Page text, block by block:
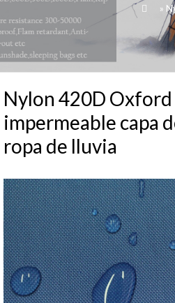
 »
Nylon 420D
impermeable capa
ropa de lluvia